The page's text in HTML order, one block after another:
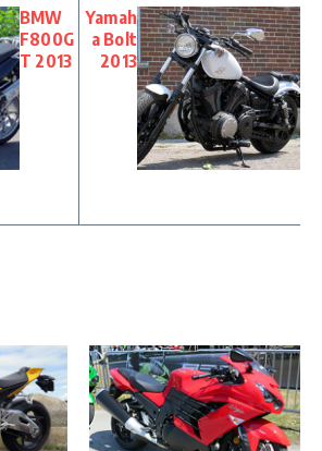
BMW
F800G
T 2013
Yamah
a Bolt
2013